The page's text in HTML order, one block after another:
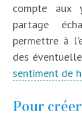
compte aux
partage
permettre à
des
sentiment de
Pour